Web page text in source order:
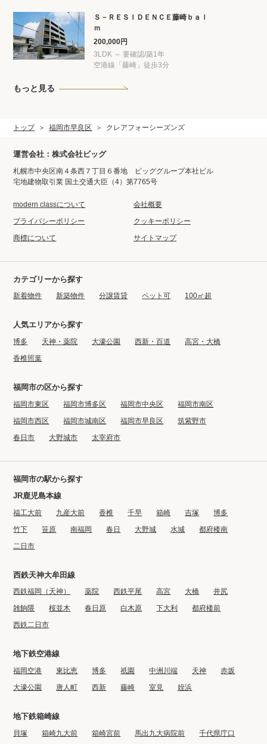
Ｓ－ＲＥＳＩＤＥＮＣＥ藤崎ｂａｌ
ｍ
200,000円
3LDK ～ 要確認/築1年
空港線「藤崎」徒歩3分
もっと見る
トップ 福岡市早良区 クレアフォーシーズンズ
運営会社：株式会社ビッグ
札幌市中央区南４条西７丁目６番地 ビッググループ本社ビル
宅地建物取引業 国土交通大臣（4）第7765号
modern classについて
会社概要
プライバシーポリシー
クッキーポリシー
商標について
サイトマップ
カテゴリーから探す
新着物件 新築物件 分譲賃貸 ペット可 100㎡超
人気エリアから探す
博多 天神・薬院 大濠公園 西新・百道
高宮・大橋
香椎照葉
福岡市の区から探す
福岡市東区 福岡市博多区 福岡市中央区
福岡市南区
福岡市西区
福岡市城南区 福岡市早良区
筑紫野市
春日市
大野城市 太宰府市
福岡市の駅から探す
JR鹿児島本線
福工大前 九産大前 香椎 千早 箱崎 吉塚
博多
竹下
笹原 南福岡 春日 大野城 水城
都府楼南
二日市
西鉄天神大牟田線
西鉄福岡（天神） 薬院 西鉄平尾 高宮 大橋
井尻
雑餉隈
桜並木 春日原 白木原 下大利
都府楼前
西鉄二日市
地下鉄空港線
福岡空港 東比恵 博多 祇園 中洲川端 天神
赤坂
大濠公園
唐人町 西新 藤崎 室見 姪浜
地下鉄箱崎線
貝塚 箱崎九大前 箱崎宮前 馬出九大病院前 千代県庁口